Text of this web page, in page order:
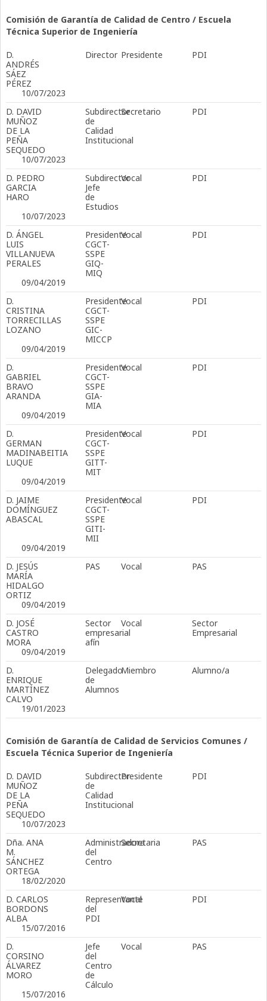
Comisión de Garantía de Calidad de Centro / Escuela
Técnica Superior de Ingeniería
D.
ANDRÉS
SÁEZ
PÉREZ
Director Presidente PDI
10/07/2023
D. DAVID
MUÑOZ
DE LA
PEÑA
SEQUEDO
Subdirector
de
Calidad
Institucional
Secretario PDI
10/07/2023
D. PEDRO
GARCIA
HARO
Subdirector
Jefe
de
Estudios
Vocal PDI
10/07/2023
D. ÁNGEL
LUIS
VILLANUEVA
PERALES
Presidente
CGCT-
SSPE
GIQ-
MIQ
Vocal PDI
09/04/2019
D.
CRISTINA
TORRECILLAS
LOZANO
Presidente
CGCT-
SSPE
GIC-
MICCP
Vocal PDI
09/04/2019
D.
GABRIEL
BRAVO
ARANDA
Presidente
CGCT-
SSPE
GIA-
MIA
Vocal PDI
09/04/2019
D.
GERMAN
MADINABEITIA
LUQUE
Presidente
CGCT-
SSPE
GITT-
MIT
Vocal PDI
09/04/2019
D. JAIME
DOMÍNGUEZ
ABASCAL
Presidente
CGCT-
SSPE
GITI-
MII
Vocal PDI
09/04/2019
D. JESÚS
MARÍA
HIDALGO
ORTIZ
PAS Vocal PAS
09/04/2019
D. JOSÉ
CASTRO
MORA
Sector
empresarial
afín
Vocal
Sector
Empresarial
09/04/2019
D.
ENRIQUE
MARTÍNEZ
CALVO
Delegado
de
Alumnos
Miembro Alumno/a
19/01/2023
Comisión de Garantía de Calidad de Servicios Comunes /
Escuela Técnica Superior de Ingeniería
D. DAVID
MUÑOZ
DE LA
PEÑA
SEQUEDO
Subdirector
de
Calidad
Institucional
Presidente PDI
10/07/2023
Dña. ANA
M.
SÁNCHEZ
ORTEGA
Administradora
del
Centro
Secretaria PAS
18/02/2020
D. CARLOS
BORDONS
ALBA
Representante
del
PDI
Vocal PDI
15/07/2016
D.
CORSINO
ÁLVAREZ
MORO
Jefe
del
Centro
de
Cálculo
Vocal PAS
15/07/2016